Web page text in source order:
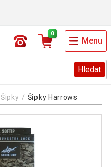
Hledat
0
Menu
Šipky Šipky Harrows